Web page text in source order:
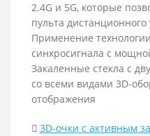
2.4G и 5G, которые
пульта
Применение
синхросигнала с
Закаленные стекла с
со всеми видами 3D-
отображения
3D-очки с активным